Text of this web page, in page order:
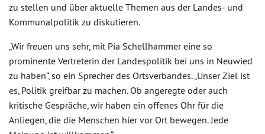
zu stellen und über aktuelle Themen aus der Landes- und
Kommunalpolitik zu diskutieren.
„Wir freuen uns sehr, mit Pia Schellhammer eine so
prominente Vertreterin der Landespolitik bei uns in Neuwied
zu haben“, so ein Sprecher des Ortsverbandes. „Unser Ziel ist
es, Politik greifbar zu machen. Ob angeregte oder auch
kritische Gespräche, wir haben ein offenes Ohr für die
Anliegen, die die Menschen hier vor Ort bewegen. Jede